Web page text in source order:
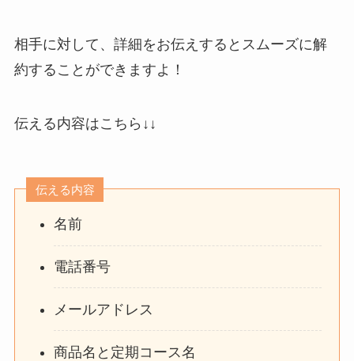
相手に対して、詳細をお伝えするとスムーズに解
約することができますよ！
伝える内容はこちら↓↓
伝える内容
名前
電話番号
メールアドレス
商品名と定期コース名